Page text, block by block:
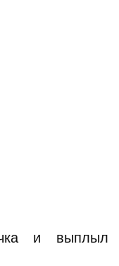
и выплыл